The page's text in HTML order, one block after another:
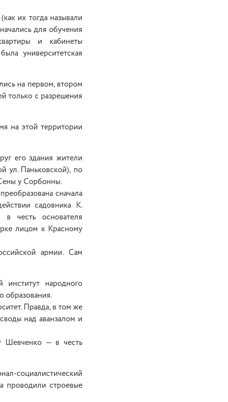
их тогда называли
для обучения
и кабинеты
университетская
на первом, втором
только с разрешения
на этой территории
его здания жители
ул. Паньковской), по
у Сорбонны.
сначала
садовника К.
честь основателя
лицом к Красному
армии. Сам
народного
образования.
Правда, в том же
над аванзалом и
Шевченко — в честь
социалистический
проводили строевые